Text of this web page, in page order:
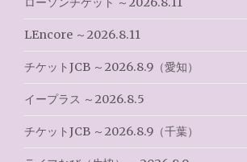
LEncore ～2026.8.11
チケットJCB ～2026.8.9（愛知）
イープラス ～2026.8.5
チケットJCB ～2026.8.9（千葉）